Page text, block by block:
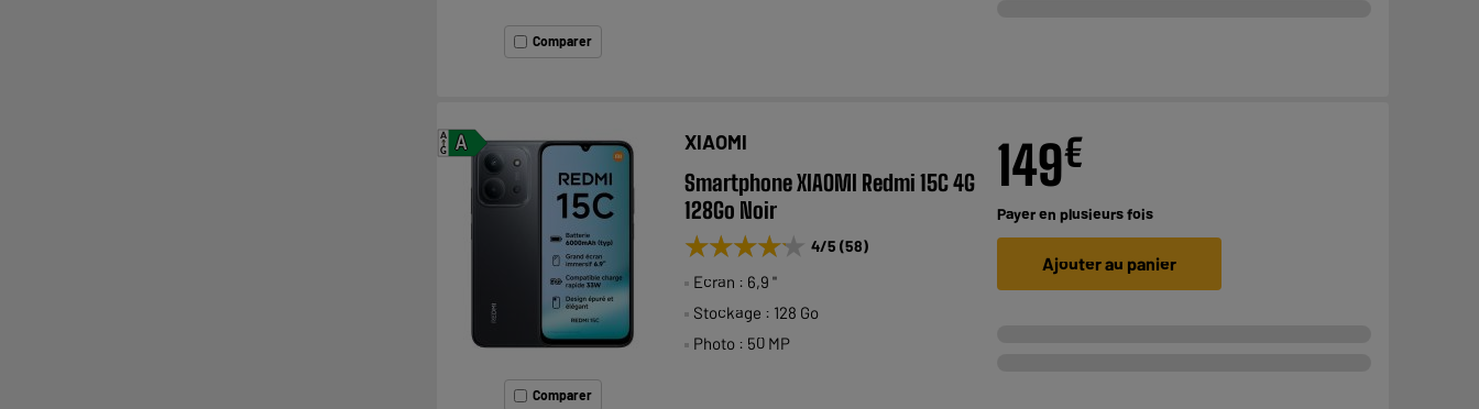
Comparer
A
A
G
Comparer
XIAOMI
Smartphone XIAOMI Redmi 15C 4G
128Go Noir
★★★★★
★★★★★ 4/5 (58)
Ecran : 6,9 "
Stockage : 128 Go
Photo : 50 MP
149€
Payer en plusieurs fois
Ajouter au panier